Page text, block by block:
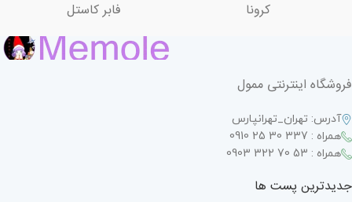
کرونا فابر کاستل
فروشگاه اینترنتی ممول
آدرس: تهران_تهرانپارس
همراه : 337 30 25 0910
همراه : 53 70 322 0903
جدیدترین پست ها